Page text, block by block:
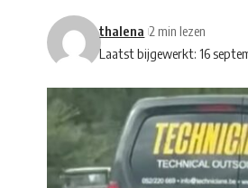
Laatst bijgewerkt: 16
thalena 2 min lezen